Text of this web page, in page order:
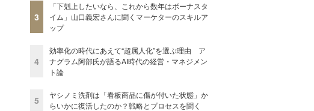
3
「下剋上したいなら、これから数年はボーナスタ
イム」山口義宏さんに聞くマーケターのスキルア
ップ
4
効率化の時代にあえて“超属人化”を選ぶ理由 ア
ナグラム阿部氏が語るAI時代の経営・マネジメン
ト論
5
ヤシノミ洗剤は「看板商品に傷が付いた状態」か
らいかに復活したのか？戦略とプロセスを聞く